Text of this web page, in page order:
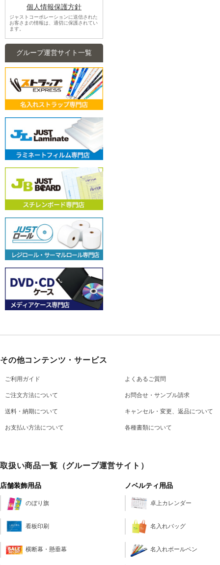
個人情報保護方針
ジャストコーポレーションに送信された
お客さまの情報は、適切に保護されてい
ます。
グループ運営サイト一覧
その他コンテンツ・サービス
ご利用ガイド
ご注文方法について
送料・納期について
お支払い方法について
よくあるご質問
お問合せ・サンプル請求
キャンセル・変更、返品について
各種書類について
取扱い商品一覧（グループ運営サイト）
店舗装飾用品
のぼり旗
看板印刷
横断幕・懸垂幕
ノベルティ用品
卓上カレンダー
名入れバッグ
名入れボールペン